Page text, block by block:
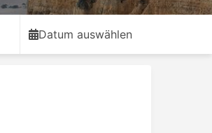
Datum auswählen